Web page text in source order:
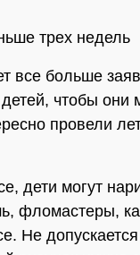
трех недель
все больше
чтобы они
провели
дети могут
фломастеры,
Не